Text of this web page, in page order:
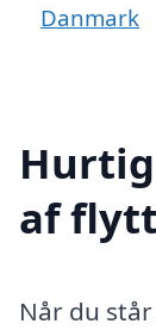
Danmark
af
Når du